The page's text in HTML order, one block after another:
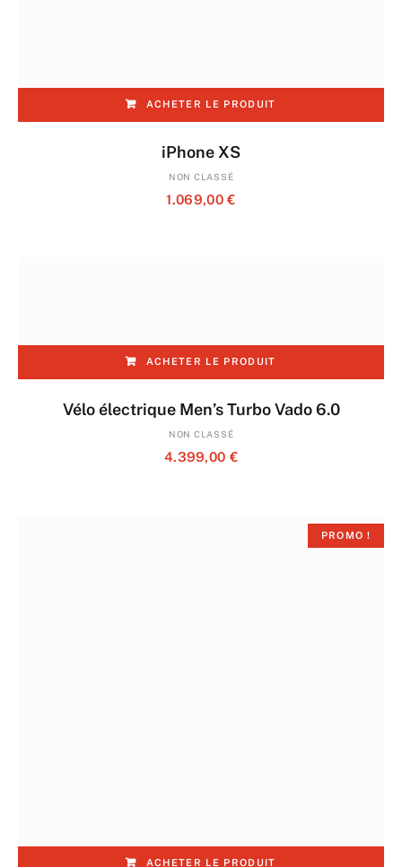
ACHETER LE PRODUIT
iPhone XS
NON CLASSÉ
1.069,00€
ACHETER LE PRODUIT
Vélo électrique Men’s Turbo Vado 6.0
NON CLASSÉ
4.399,00 €
PROMO !
ACHETER LE PRODUIT